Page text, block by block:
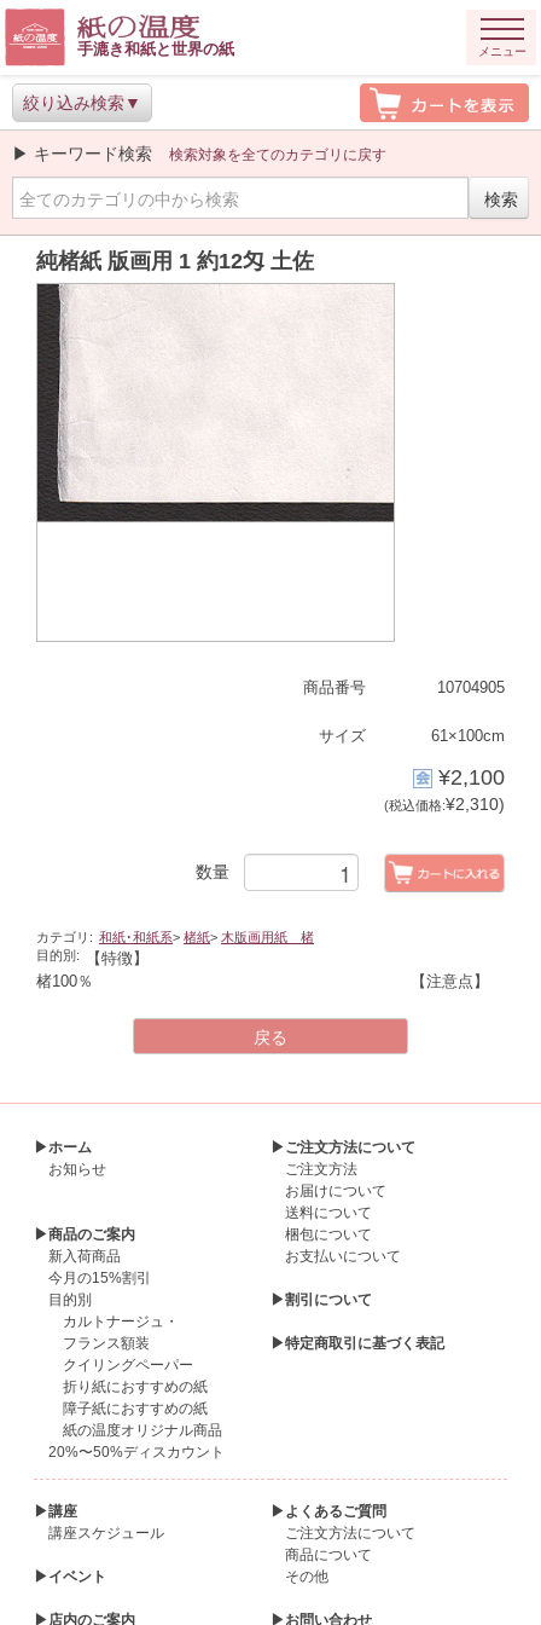
手漉き和紙と世界の紙 メニュー
絞り込み検索
▶ キーワード検索 検索対象を全てのカテゴリに戻す
純楮紙 版画用 1 約12匁 土佐
10704905
商品番号
61×100cm
サイズ
¥2,100
(税込価格:¥2,310)
数量
カテゴリ: 和紙･和紙系> 楮紙> 木版画用紙 楮
目的別:
【特徴】
楮100％
【注意点】
▶ホーム
お知らせ
▶商品のご案内
新入荷商品
今月の15%割引
目的別
カルトナージュ・
フランス額装
クイリングペーパー
折り紙におすすめの紙
障子紙におすすめの紙
紙の温度オリジナル商品
20%〜50%ディスカウント
▶ご注文方法について
ご注文方法
お届けについて
送料について
梱包について
お支払いについて
▶割引について
▶特定商取引に基づく表記
▶講座
講座スケジュール
▶イベント
▶店内のご案内
▶よくあるご質問
ご注文方法について
商品について
その他
▶お問い合わせ